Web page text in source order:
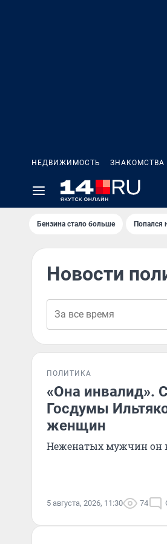
НЕДВИЖИМОСТЬ ЗНАКОМСТВА
Бензина стало больше Попался
Новости
ПОЛИТИКА
«Она инвалид».
Госдумы
женщин
Неженатых мужчин он
5 августа, 2026, 11:30 74